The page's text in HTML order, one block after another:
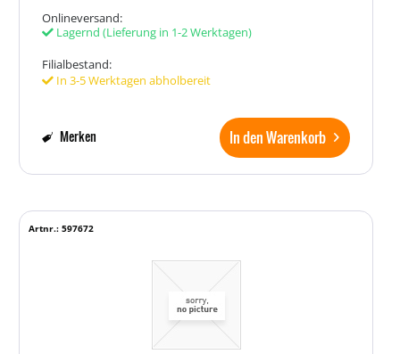
Onlineversand:
Lagernd (Lieferung in 1-2 Werktagen)
Filialbestand:
In 3-5 Werktagen abholbereit
In den Warenkorb
Merken
Artnr.: 597672